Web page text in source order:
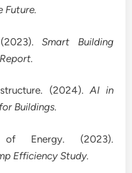
Future.
(2023).Smart Building
(2024).AI in
Buildings.
of Energy. (2023).
Efficiency Study.